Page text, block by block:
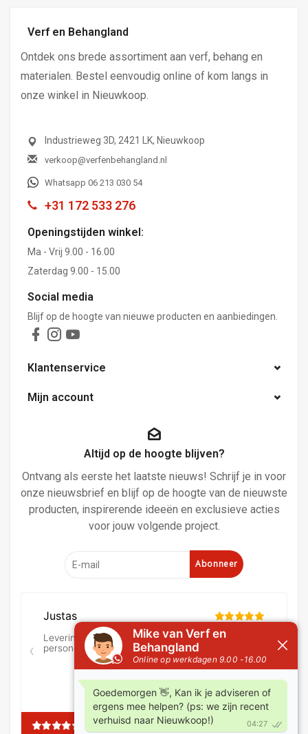
Verf en Behangland
Ontdek ons brede assortiment aan verf, behang en
materialen. Bestel eenvoudig online of kom langs in
onze winkel in Nieuwkoop.
Industrieweg 3D, 2421 LK, Nieuwkoop
verkoop@verfenbehangland.nl
Whatsapp 06 213 030 54
+31 172 533 276
Openingstijden winkel:
Ma - Vrij 9.00 - 16.00
Zaterdag 9.00 - 15.00
Social media
Blijf op de hoogte van nieuwe producten en aanbiedingen.
Klantenservice
Mijn account
Altijd op de hoogte blijven?
Ontvang als eerste het laatste nieuws! Schrijf je in voor
onze nieuwsbrief en blijf op de hoogte van de nieuwste
producten, inspirerende ideeën en exclusieve acties
voor jouw volgende project.
Abonneer